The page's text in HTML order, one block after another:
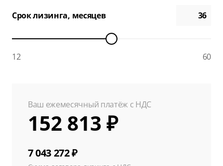
Срок лизинга, месяцев
12 60
Ваш ежемесячный платёж с НДС
152 813 ₽
7 043 272 ₽